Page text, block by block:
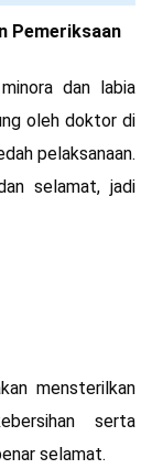
Pemeriksaan
dan labia
oleh doktor di
pelaksanaan.
selamat, jadi
mensterilkan
serta
selamat.